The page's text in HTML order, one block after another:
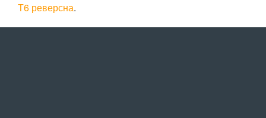
Т6 реверсна.